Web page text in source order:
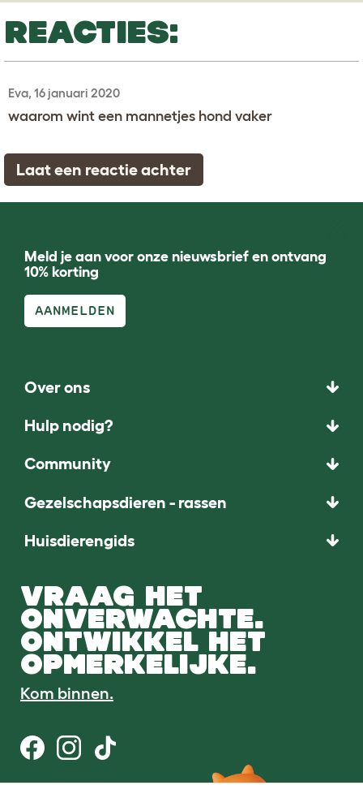
REACTIES:
Eva, 16 januari 2020
waarom wint een mannetjes hond vaker
Laat een reactie achter
Meld je aan voor onze nieuwsbrief en ontvang
10% korting
AANMELDEN
Over ons
Hulp nodig?
Community
Gezelschapsdieren - rassen
Huisdierengids
VRAAG HET
ONVERWACHTE.
ONTWIKKEL HET
OPMERKELIJKE.
Kom binnen.